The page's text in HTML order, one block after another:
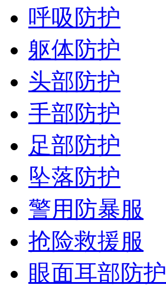
呼吸防护
躯体防护
头部防护
手部防护
足部防护
坠落防护
警用防暴服
抢险救援服
眼面耳部防护